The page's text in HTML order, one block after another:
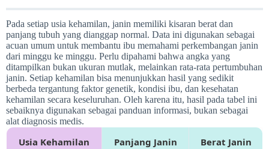
Pada setiap usia kehamilan, janin memiliki kisaran berat dan
panjang tubuh yang dianggap normal. Data ini digunakan sebagai
acuan umum untuk membantu ibu memahami perkembangan janin
dari minggu ke minggu. Perlu dipahami bahwa angka yang
ditampilkan bukan ukuran mutlak, melainkan rata-rata pertumbuhan
janin. Setiap kehamilan bisa menunjukkan hasil yang sedikit
berbeda tergantung faktor genetik, kondisi ibu, dan kesehatan
kehamilan secara keseluruhan. Oleh karena itu, hasil pada tabel ini
sebaiknya digunakan sebagai panduan informasi, bukan sebagai
alat diagnosis medis.
Usia Kehamilan Panjang Janin Berat Janin